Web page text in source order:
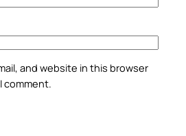
and website in this browser
comment.